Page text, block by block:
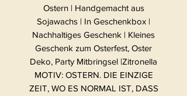
Ostern | Handgemacht aus
Sojawachs | In Geschenkbox |
Nachhaltiges Geschenk | Kleines
Geschenk zum Osterfest, Oster
Deko, Party Mitbringsel |Zitronella
MOTIV: OSTERN. DIE EINZIGE
ZEIT, WO ES NORMAL IST, DASS